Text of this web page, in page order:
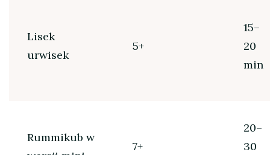
Lisek
urwisek
5+
15–
20
min
Rummikub w
7+
20–
30